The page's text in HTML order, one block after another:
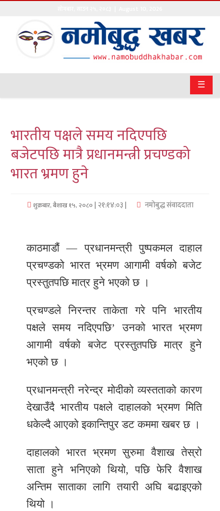
गृहपृष्ठ
राजनीति
अर्थवाणिज्य
खेलकुद
शैली
सूचना
प्रविधि
साहित्य
नमोबुद्ध
☰
भारतीय पक्षले समय नदिएपछि
बजेटपछि मात्रै प्रधानमन्त्री प्रचण्डको
भारत भ्रमण हुने
शुक्रबार, बैशाख १५, २०८० | २१:१४:०३ | नमोबुद्ध संवाददाता
काठमाडौं — प्रधानमन्त्री पुष्पकमल दाहाल
प्रचण्डको भारत भ्रमण आगामी वर्षको बजेट
प्रस्तुतपछि मात्र हुने भएको छ ।
प्रचण्डले निरन्तर ताकेता गरे पनि भारतीय
पक्षले समय नदिएपछि’ उनको भारत भ्रमण
आगामी वर्षको बजेट प्रस्तुतपछि मात्र हुने
भएको छ ।
प्रधानमन्त्री नरेन्द्र मोदीको व्यस्तताको कारण
देखाउँदै भारतीय पक्षले दाहालको भ्रमण मिति
धकेल्दै आएको इकान्तिपुर डट कममा खबर छ ।
दाहालको भारत भ्रमण सुरुमा वैशाख तेस्रो
साता हुने भनिएको थियो, पछि फेरि वैशाख
अन्तिम साताका लागि तयारी अघि बढाइएको
थियो ।